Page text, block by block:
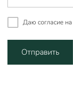
Даю согласие на
Отправить